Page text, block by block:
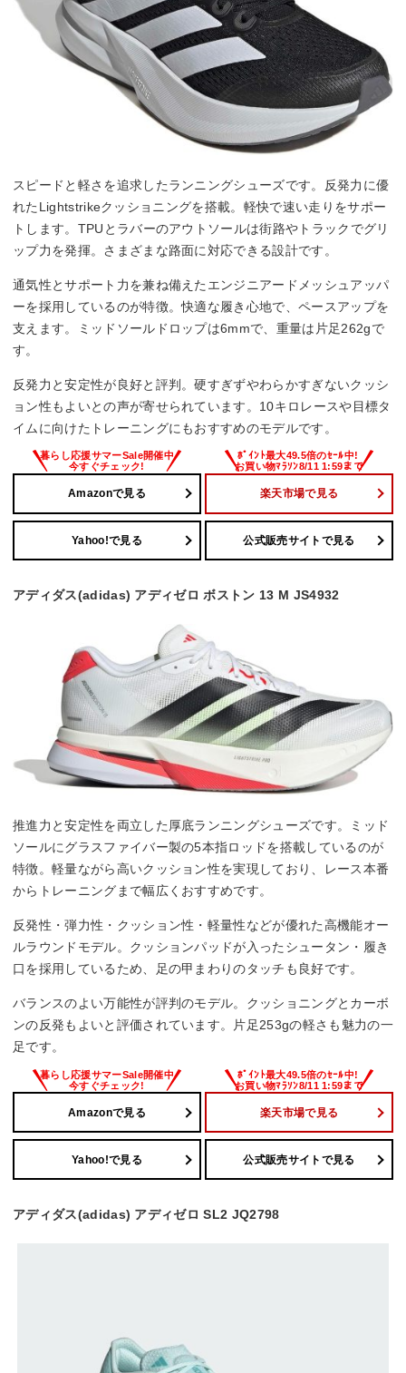
スピードと軽さを追求したランニングシューズです。反発力に優
れたLightstrikeクッショニングを搭載。軽快で速い走りをサポー
トします。TPUとラバーのアウトソールは街路やトラックでグリ
ップ力を発揮。さまざまな路面に対応できる設計です。
通気性とサポート力を兼ね備えたエンジニアードメッシュアッパ
ーを採用しているのが特徴。快適な履き心地で、ペースアップを
支えます。ミッドソールドロップは6mmで、重量は片足262gで
す。
反発力と安定性が良好と評判。硬すぎずやわらかすぎないクッシ
ョン性もよいとの声が寄せられています。10キロレースや目標タ
イムに向けたトレーニングにもおすすめのモデルです。
Amazonで見る 楽天市場で見る
Yahoo!で見る 公式販売サイトで見る
アディダス(adidas) アディゼロ ボストン 13 M JS4932
推進力と安定性を両立した厚底ランニングシューズです。ミッド
ソールにグラスファイバー製の5本指ロッドを搭載しているのが
特徴。軽量ながら高いクッション性を実現しており、レース本番
からトレーニングまで幅広くおすすめです。
反発性・弾力性・クッション性・軽量性などが優れた高機能オー
ルラウンドモデル。クッションパッドが入ったシュータン・履き
口を採用しているため、足の甲まわりのタッチも良好です。
バランスのよい万能性が評判のモデル。クッショニングとカーボ
ンの反発もよいと評価されています。片足253gの軽さも魅力の一
足です。
Amazonで見る 楽天市場で見る
Yahoo!で見る 公式販売サイトで見る
アディダス(adidas) アディゼロ SL2 JQ2798